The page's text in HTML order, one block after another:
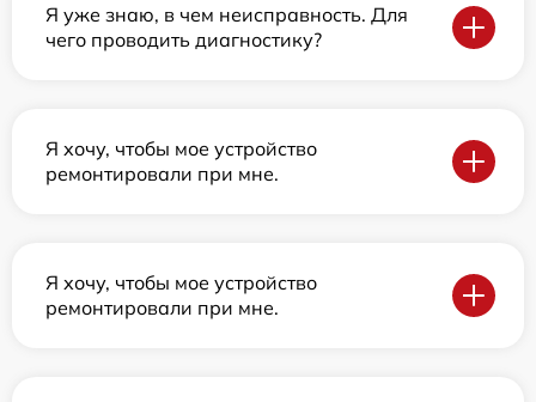
Я уже знаю, в чем неисправность. Для
чего проводить диагностику?
Я хочу, чтобы мое устройство
ремонтировали при мне.
Я хочу, чтобы мое устройство
ремонтировали при мне.